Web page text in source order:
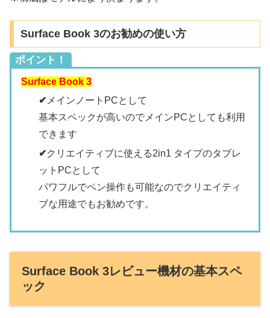
Surface Book 3のお勧めの使い方
ポイント！
Surface Book 3
✔ メインノートPCとして
基本スペックが高いのでメインPCとしても利用
できます
✔クリエイティブに使える2in1 タイプのタブレ
ットPCとして
パワフルでペン操作も可能なのでクリエイティ
ブな用途でもお勧めです。
Surface Book 3レビュー機材の基本スペ
ック